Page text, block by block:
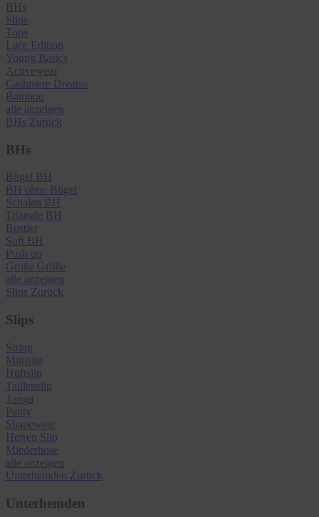
BHs
Slips
Tops
Lace Edition
Young Basics
Activewear
Cashmere Dreams
Bambou
alle anzeigen
BHs Zurück
BHs
Bügel BH
BH ohne Bügel
Schalen BH
Triangle BH
Bustier
Soft BH
Push up
Große Größe
alle anzeigen
Slips Zurück
Slips
String
Minislip
Hüftslip
Taillenslip
Tanga
Panty
Shapewear
Herren Slip
Miederhose
alle anzeigen
Unterhemden Zurück
Unterhemden